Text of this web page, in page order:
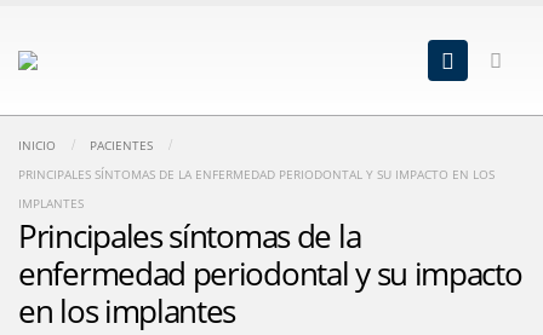
INICIO
PACIENTES
PRINCIPALES SÍNTOMAS DE LA ENFERMEDAD PERIODONTAL Y SU IMPACTO EN LOS
IMPLANTES
Principales síntomas de la
enfermedad periodontal y su impacto
en los implantes